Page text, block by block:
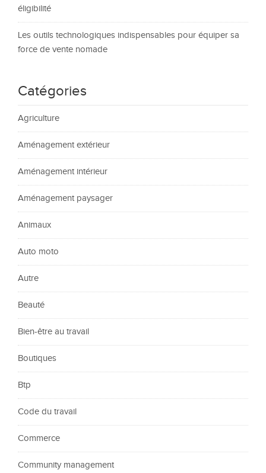
éligibilité
Les outils technologiques indispensables pour équiper sa
force de vente nomade
Catégories
Agriculture
Aménagement extérieur
Aménagement intérieur
Aménagement paysager
Animaux
Auto moto
Autre
Beauté
Bien-être au travail
Boutiques
Btp
Code du travail
Commerce
Community management